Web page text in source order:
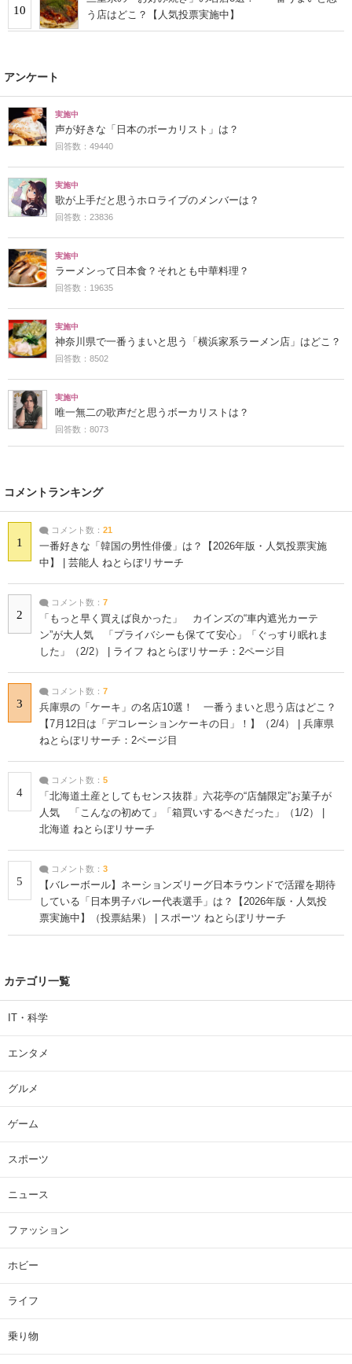
10
う店はどこ？【人気投票実施中】
アンケート
実施中
声が好きな「日本のボーカリスト」は？
回答数：49440
実施中
歌が上手だと思うホロライブのメンバーは？
回答数：23836
実施中
ラーメンって日本食？それとも中華料理？
回答数：19635
実施中
神奈川県で一番うまいと思う「横浜家系ラーメン店」はどこ？
回答数：8502
実施中
唯一無二の歌声だと思うボーカリストは？
回答数：8073
コメントランキング
1
コメント数： 21
一番好きな「韓国の男性俳優」は？【2026年版・人気投票実施
中】 | 芸能人 ねとらぼリサーチ
2
コメント数： 7
「もっと早く買えば良かった」 カインズの“車内遮光カーテ
ン”が大人気 「プライバシーも保てて安心」「ぐっすり眠れま
した」（2/2） | ライフ ねとらぼリサーチ：2ページ目
3
コメント数： 7
兵庫県の「ケーキ」の名店10選！ 一番うまいと思う店はどこ？
【7月12日は「デコレーションケーキの日」！】（2/4） | 兵庫県
ねとらぼリサーチ：2ページ目
4
コメント数： 5
「北海道土産としてもセンス抜群」六花亭の“店舗限定”お菓子が
人気 「こんなの初めて」「箱買いするべきだった」（1/2） |
北海道 ねとらぼリサーチ
5
コメント数： 3
【バレーボール】ネーションズリーグ日本ラウンドで活躍を期待
している「日本男子バレー代表選手」は？【2026年版・人気投
票実施中】（投票結果） | スポーツ ねとらぼリサーチ
カテゴリ一覧
IT・科学
エンタメ
グルメ
ゲーム
スポーツ
ニュース
ファッション
ホビー
ライフ
乗り物